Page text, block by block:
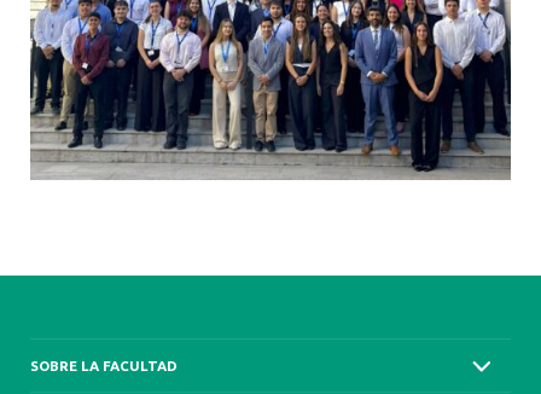
SOBRE LA FACULTAD